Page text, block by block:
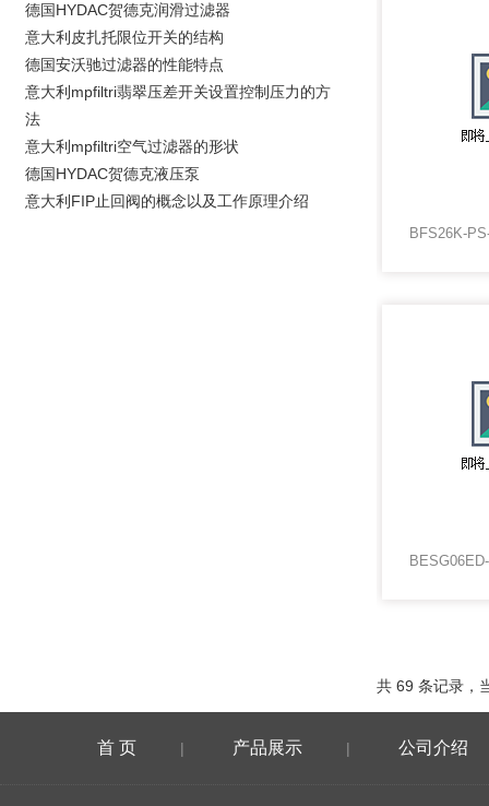
共 69 条记录
德国HYDAC贺德克润滑过滤器
意大利皮扎托限位开关的结构
德国安沃驰过滤器的性能特点
意大利mpfiltri翡翠压差开关设置控制压力的方
法
意大利mpfiltri空气过滤器的形状
德国HYDAC贺德克液压泵
意大利FIP止回阀的概念以及工作原理介绍
首 页 | 产品展示 | 公司介绍